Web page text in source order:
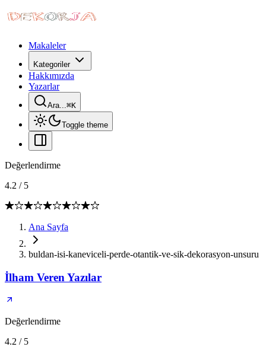
Makaleler
Kategoriler
Hakkımızda
Yazarlar
Ara...⌘K
Toggle theme
Değerlendirme
4.2 / 5
Ana Sayfa
buldan-isi-kaneviceli-perde-otantik-ve-sik-dekorasyon-unsuru
İlham Veren Yazılar
Değerlendirme
4.2 / 5